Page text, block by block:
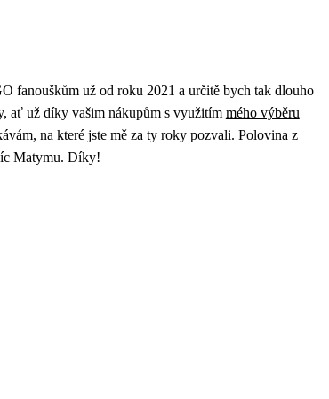
fanouškům už od roku 2021 a určitě bych tak dlouho
ať už díky vašim nákupům s využitím mého výběru
na které jste mě za ty roky pozvali. Polovina z
Matymu. Díky!